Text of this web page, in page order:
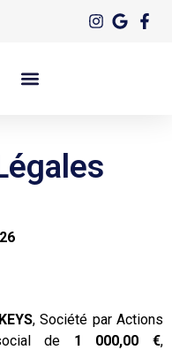
, Société par Actions
de 1 000,00 €,